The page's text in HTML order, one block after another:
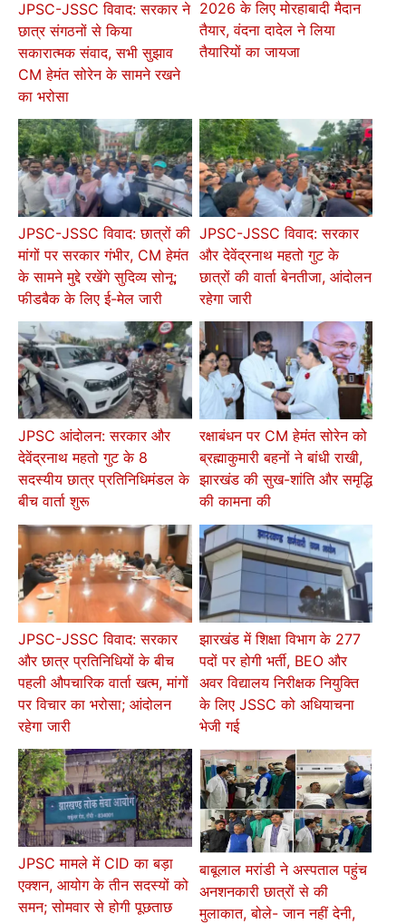
JPSC-JSSC विवाद: सरकार ने
छात्र संगठनों से किया
सकारात्मक संवाद, सभी सुझाव
CM हेमंत सोरेन के सामने रखने
का भरोसा
2026 के लिए मोरहाबादी मैदान
तैयार, वंदना दादेल ने लिया
तैयारियों का जायजा
JPSC-JSSC विवाद: छात्रों की
मांगों पर सरकार गंभीर, CM हेमंत
के सामने मुद्दे रखेंगे सुदिव्य सोनू;
फीडबैक के लिए ई-मेल जारी
JPSC-JSSC विवाद: सरकार
और देवेंद्रनाथ महतो गुट के
छात्रों की वार्ता बेनतीजा, आंदोलन
रहेगा जारी
JPSC आंदोलन: सरकार और
देवेंद्रनाथ महतो गुट के 8
सदस्यीय छात्र प्रतिनिधिमंडल के
बीच वार्ता शुरू
रक्षाबंधन पर CM हेमंत सोरेन को
ब्रह्माकुमारी बहनों ने बांधी राखी,
झारखंड की सुख-शांति और समृद्धि
की कामना की
JPSC-JSSC विवाद: सरकार
और छात्र प्रतिनिधियों के बीच
पहली औपचारिक वार्ता खत्म, मांगों
पर विचार का भरोसा; आंदोलन
रहेगा जारी
झारखंड में शिक्षा विभाग के 277
पदों पर होगी भर्ती, BEO और
अवर विद्यालय निरीक्षक नियुक्ति
के लिए JSSC को अधियाचना
भेजी गई
JPSC मामले में CID का बड़ा
एक्शन, आयोग के तीन सदस्यों को
समन; सोमवार से होगी पूछताछ
बाबूलाल मरांडी ने अस्पताल पहुंच
अनशनकारी छात्रों से की
मुलाकात, बोले- जान नहीं देनी,